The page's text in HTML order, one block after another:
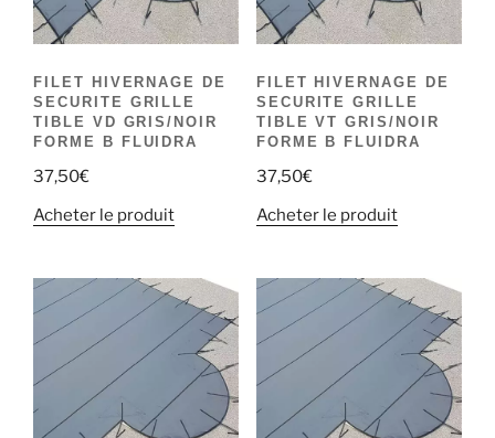
FILET HIVERNAGE DE
SECURITE GRILLE
TIBLE VD GRIS/NOIR
FORME B FLUIDRA
37,50€
Acheter le produit
FILET HIVERNAGE DE
SECURITE GRILLE
TIBLE VT GRIS/NOIR
FORME B FLUIDRA
37,50€
Acheter le produit